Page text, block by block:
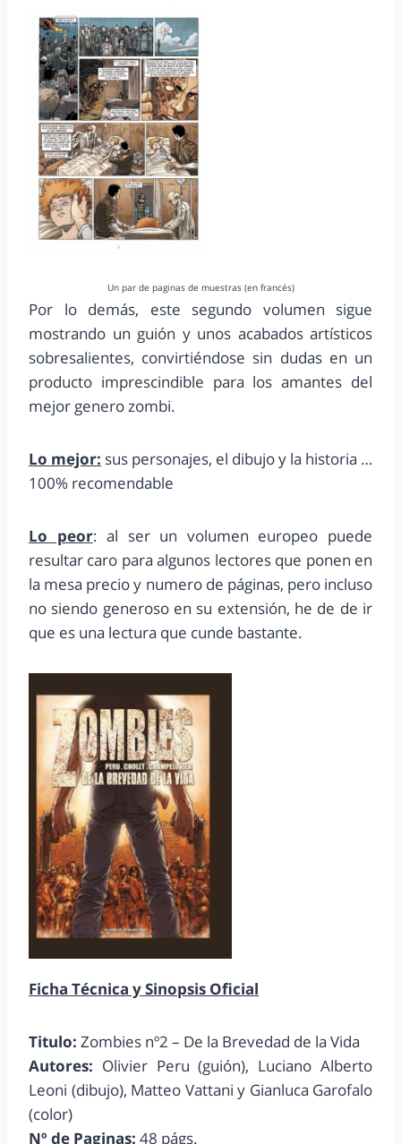
Un par de paginas de muestras (en francés)
Por lo demás, este segundo volumen sigue
mostrando un guión y unos acabados artísticos
sobresalientes, convirtiéndose sin dudas en un
producto imprescindible para los amantes del
mejor genero zombi.
Lo mejor: sus personajes, el dibujo y la historia …
100% recomendable
Lo peor: al ser un volumen europeo puede
resultar caro para algunos lectores que ponen en
la mesa precio y numero de páginas, pero incluso
no siendo generoso en su extensión, he de de ir
que es una lectura que cunde bastante.
Ficha Técnica y Sinopsis Oficial
Titulo: Zombies nº2 – De la Brevedad de la Vida
Autores: Olivier Peru (guión), Luciano Alberto
Leoni (dibujo), Matteo Vattani y Gianluca Garofalo
(color)
Nº de Paginas: 48 págs.